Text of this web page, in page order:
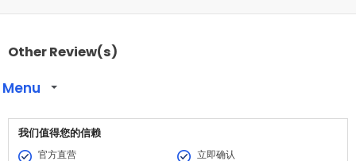
Other Review(s)
Menu
我们值得您的信赖
官方直营
立即确认